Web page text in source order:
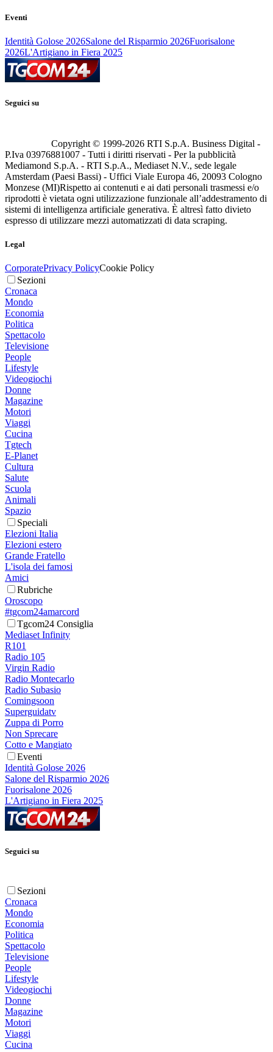
Eventi
Identità Golose 2026Salone del Risparmio 2026Fuorisalone
2026L'Artigiano in Fiera 2025
Seguici su
Copyright © 1999-2026 RTI S.p.A. Business Digital -
P.Iva 03976881007 - Tutti i diritti riservati - Per la pubblicità
Mediamond S.p.A. - RTI S.p.A., Mediaset N.V., sede legale
Amsterdam (Paesi Bassi) - Uffici Viale Europa 46, 20093 Cologno
Monzese (MI)Rispetto ai contenuti e ai dati personali trasmessi e/o
riprodotti è vietata ogni utilizzazione funzionale all’addestramento di
sistemi di intelligenza artificiale generativa. È altresì fatto divieto
espresso di utilizzare mezzi automatizzati di data scraping.
Legal
CorporatePrivacy PolicyCookie Policy
Sezioni
Cronaca
Mondo
Economia
Politica
Spettacolo
Televisione
People
Lifestyle
Videogiochi
Donne
Magazine
Motori
Viaggi
Cucina
Tgtech
E-Planet
Cultura
Salute
Scuola
Animali
Spazio
Speciali
Elezioni Italia
Elezioni estero
Grande Fratello
L'isola dei famosi
Amici
Rubriche
Oroscopo
#tgcom24amarcord
Tgcom24 Consiglia
Mediaset Infinity
R101
Radio 105
Virgin Radio
Radio Montecarlo
Radio Subasio
Comingsoon
Superguidatv
Zuppa di Porro
Non Sprecare
Cotto e Mangiato
Eventi
Identità Golose 2026
Salone del Risparmio 2026
Fuorisalone 2026
L'Artigiano in Fiera 2025
Seguici su
Sezioni
Cronaca
Mondo
Economia
Politica
Spettacolo
Televisione
People
Lifestyle
Videogiochi
Donne
Magazine
Motori
Viaggi
Cucina